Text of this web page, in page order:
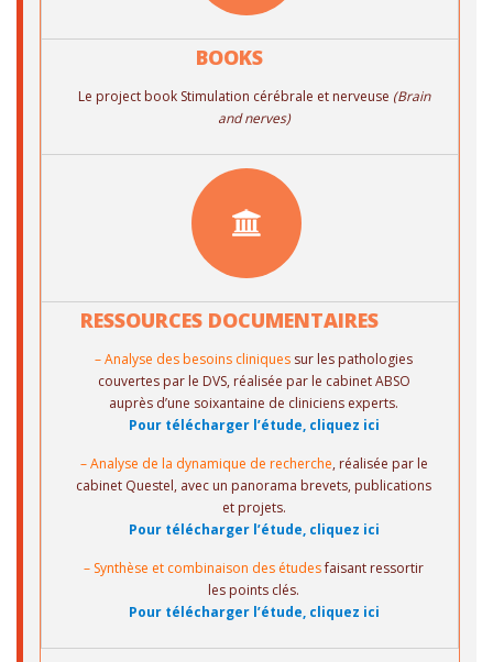
BOOKS
Le project book Stimulation cérébrale et nerveuse (Brain
and nerves)
RESSOURCES DOCUMENTAIRES
– Analyse des besoins cliniques sur les pathologies
couvertes par le DVS, réalisée par le cabinet ABSO
auprès d’une soixantaine de cliniciens experts.
Pour télécharger l’étude, cliquez ici
– Analyse de la dynamique de recherche, réalisée par le
cabinet Questel, avec un panorama brevets, publications
et projets.
Pour télécharger l’étude, cliquez ici
– Synthèse et combinaison des étudesfaisant ressortir
les points clés.
Pour télécharger l’étude, cliquez ici